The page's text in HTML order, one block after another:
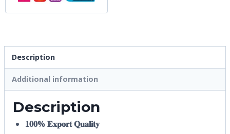
Description
Additional information
Description
𝟏𝟎𝟎% 𝐄𝐱𝐩𝐨𝐫𝐭 𝐐𝐮𝐚𝐥𝐢𝐭𝐲